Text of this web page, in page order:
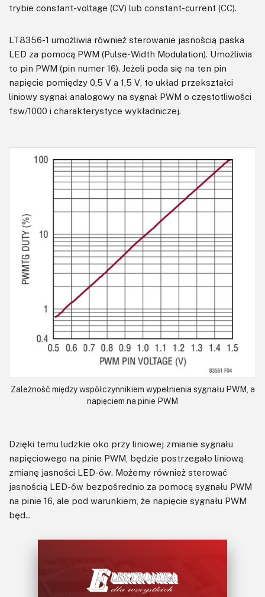
trybie constant-voltage (CV) lub constant-current (CC).
LT8356-1 umożliwia również sterowanie jasnością paska
LED za pomocą PWM (Pulse-Width Modulation). Umożliwia
to pin PWM (pin numer 16). Jeżeli poda się na ten pin
napięcie pomiędzy 0,5 V a 1,5 V, to układ przekształci
liniowy sygnał analogowy na sygnał PWM o częstotliwości
fsw/1000 i charakterystyce wykładniczej.
Zależność między współczynnikiem wypełnienia sygnału PWM, a
napięciem na pinie PWM
Dzięki temu ludzkie oko przy liniowej zmianie sygnału
napięciowego na pinie PWM, będzie postrzegało liniową
zmianę jasności LED-ów. Możemy również sterować
jasnością LED-ów bezpośrednio za pomocą sygnału PWM
na pinie 16, ale pod warunkiem, że napięcie sygnału PWM
będ...